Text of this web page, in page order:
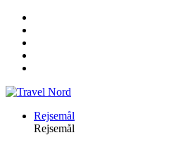
Rejsemål
Rejsemål